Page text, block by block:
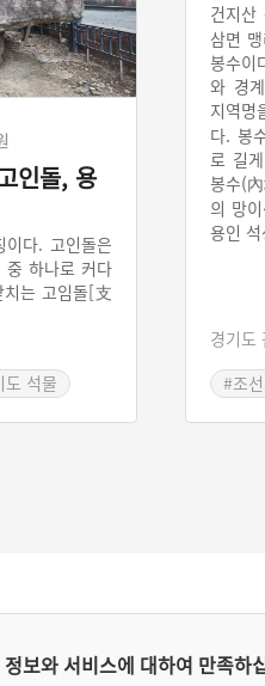
인돌, 용
다. 고인돌은
중 하나로 커다
는 고임돌[支
하듯, 고인돌
수 있는 유적
에는 연립주
도 석물
건지
삼면
봉수이
와 경
지역명
다. 봉
로 길
봉수(
의 망
용인
경기도
#조
보와 서비스에 대하여 만족하